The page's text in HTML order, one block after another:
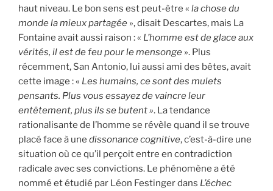
haut niveau. Le bon sens est peut-être « la chose du
monde la mieux partagée », disait Descartes, mais La
Fontaine avait aussi raison : « L’homme est de glace aux
vérités, il est de feu pour le mensonge ». Plus
récemment, San Antonio, lui aussi ami des bêtes, avait
cette image : « Les humains, ce sont des mulets
pensants. Plus vous essayez de vaincre leur
entêtement, plus ils se butent ». La tendance
rationalisante de l’homme se révèle quand il se trouve
placé face à une dissonance cognitive, c’est-à-dire une
situation où ce qu’il perçoit entre en contradiction
radicale avec ses convictions. Le phénomène a été
nommé et étudié par Léon Festinger dans L’échec